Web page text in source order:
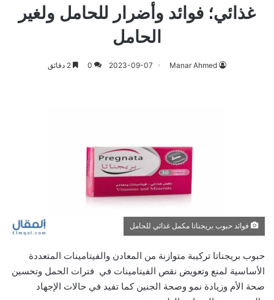
غذائي؛ فوائد وأضرار للحامل ولغير
الحامل
Manar Ahmed
2023-09-07
0
فوائد حبوب بريجناتا مكمل غذائي للحامل
حبوب بريجناتا تركيبة متوازنة من المعادن والفيتامينات المتعددة
الأساسية لمنع وتعويض نقص الفيتامينات في فترات الحمل وتحسين
صحة الأم وزيادة نمو وصحة الجنين كما تفيد في حالات الإجهاد